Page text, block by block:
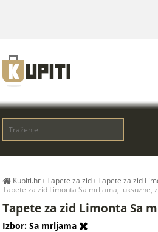
Kupiti.hr›Tapete za zid ›Tapete za zid
Tapete za zid Limonta Sa mrljama, luksuzne,
Tapete za zid Limonta Sa
Izbor: Sa mrljama